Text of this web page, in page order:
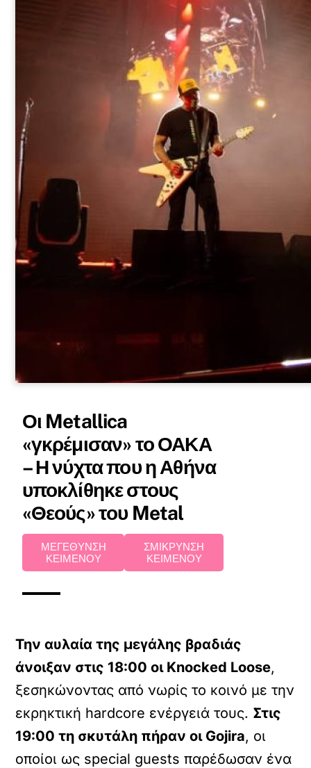
Οι Metallica
«γκρέμισαν» το ΟΑΚΑ
– Η νύχτα που η Αθήνα
υποκλίθηκε στους
«Θεούς» του Metal
ΜΕΓΕΘΥΝΣΗ
ΚΕΙΜΕΝΟΥ
ΣΜΙΚΡΥΝΣΗ
ΚΕΙΜΕΝΟΥ
Την αυλαία της μεγάλης βραδιάς
άνοιξαν στις 18:00 οι Knocked Loose,
ξεσηκώνοντας από νωρίς το κοινό με την
εκρηκτική hardcore ενέργειά τους. Στις
19:00 τη σκυτάλη πήραν οι Gojira, οι
οποίοι ως special guests παρέδωσαν ένα